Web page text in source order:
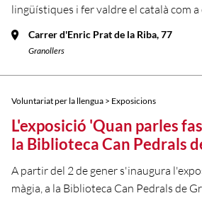
lingüístiques i fer valdre el català com
Carrer d'Enric Prat de la Riba, 77
Granollers
Voluntariat per la llengua > Exposicions
L'exposició 'Quan parles
la Biblioteca Can Pedrals
A partir del 2 de gener s'inaugura
màgia, a la Biblioteca Can Pedrals de